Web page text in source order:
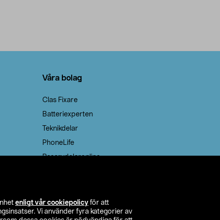
enligt vår cookiepolicy för att
Vi använder fyra kategorier av
Våra bolag
Clas Fixare
Batteriexperten
Teknikdelar
PhoneLife
Reservdelaronline